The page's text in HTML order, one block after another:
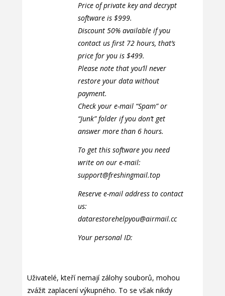
Price of private key and decrypt
software is $999.
Discount 50% available if you
contact us first 72 hours, that’s
price for you is $499.
Please note that you’ll never
restore your data without
payment.
Check your e-mail “Spam” or
“Junk” folder if you don’t get
answer more than 6 hours.
To get this software you need
write on our e-mail:
support@freshingmail.top
Reserve e-mail address to contact
us:
datarestorehelpyou@airmail.cc
Your personal ID:
Uživatelé, kteří nemají zálohy souborů, mohou
zvážit zaplacení výkupného. To se však nikdy